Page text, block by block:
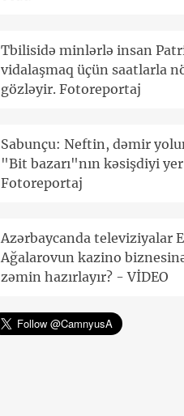
Tbilisidə minlərlə insan
vidalaşmaq üçün saatlarla
gözləyir. Fotoreportaj
Sabunçu: Neftin, dəmir
"Bit bazarı"nın kəsişdiyi
Fotoreportaj
Azərbaycanda televiziyalar
Ağalarovun kazino
zəmin hazırlayır? - VİDEO